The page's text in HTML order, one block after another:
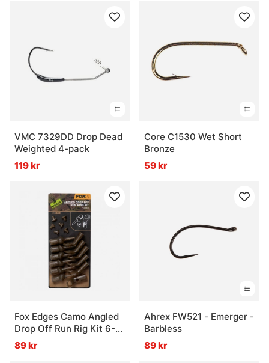
VMC 7329DD Drop Dead
Weighted 4-pack
119 kr
Core C1530 Wet Short
Bronze
59 kr
Fox Edges Camo Angled
Drop Off Run Rig Kit 6-
pack
89 kr
Ahrex FW521 - Emerger -
Barbless
89 kr